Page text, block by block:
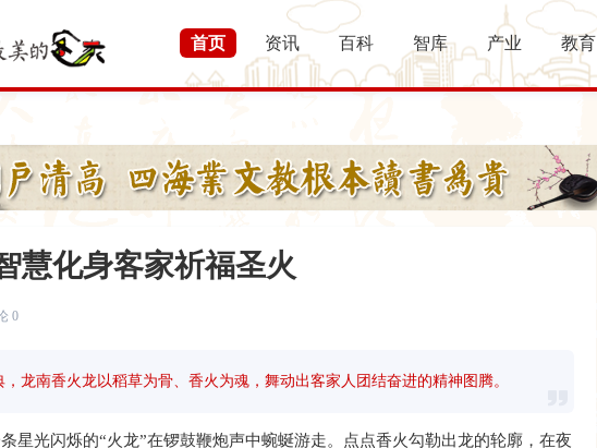
首页 资讯 百科 智库 产业 教育
慧化身客家祈福圣火
0
龙南香火龙以稻草为骨、香火为魂，舞动出客家人团结奋进的精神图腾。
光闪烁的“火龙”在锣鼓鞭炮声中蜿蜒游走。点点香火勾勒出龙的轮廓，在夜